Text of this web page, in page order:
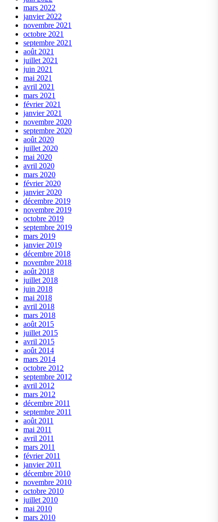
mars 2022
janvier 2022
novembre 2021
octobre 2021
septembre 2021
août 2021
juillet 2021
juin 2021
mai 2021
avril 2021
mars 2021
février 2021
janvier 2021
novembre 2020
septembre 2020
août 2020
juillet 2020
mai 2020
avril 2020
mars 2020
février 2020
janvier 2020
décembre 2019
novembre 2019
octobre 2019
septembre 2019
mars 2019
janvier 2019
décembre 2018
novembre 2018
août 2018
juillet 2018
juin 2018
mai 2018
avril 2018
mars 2018
août 2015
juillet 2015
avril 2015
août 2014
mars 2014
octobre 2012
septembre 2012
avril 2012
mars 2012
décembre 2011
septembre 2011
août 2011
mai 2011
avril 2011
mars 2011
février 2011
janvier 2011
décembre 2010
novembre 2010
octobre 2010
juillet 2010
mai 2010
mars 2010